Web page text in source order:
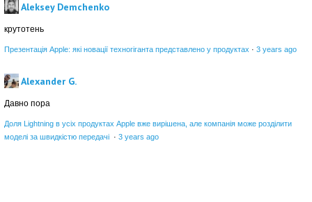
Aleksey Demchenko
крутотень
Презентація Apple: які новації техногіганта представлено у продуктах · 3 years ago
Alexander G.
Давно пора
Доля Lightning в усіх продуктах Apple вже вирішена, але компанія може розділити
моделі за швидкістю передачі · 3 years ago